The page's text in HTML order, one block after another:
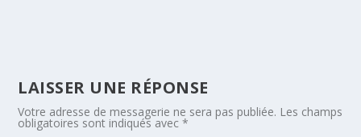
LAISSER UNE RÉPONSE
Votre adresse de messagerie ne sera pas publiée. Les champs
obligatoires sont indiqués avec*